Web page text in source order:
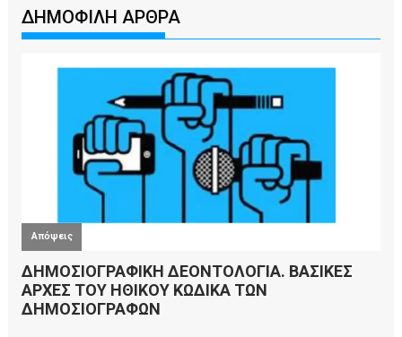
ΔΗΜΟΦΙΛΗ ΑΡΘΡΑ